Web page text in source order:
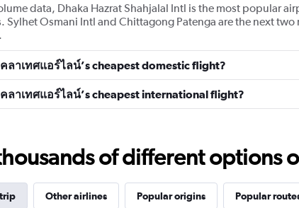
data, Dhaka Hazrat Shahjalal Intl is the most popular
Sylhet Osmani Intl and Chittagong Patenga are the next
ลาเทศแอร์ไลน์’s cheapest domestic flight?
ลาเทศแอร์ไลน์’s cheapest international flight?
of different options
Other airlines Popular origins Popular